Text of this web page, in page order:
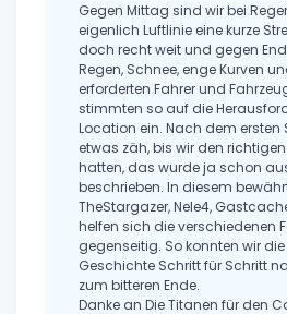
Gegen Mittag sind wir bei
eigenlich Luftlinie eine kurze
doch recht weit und gegen
Regen, Schnee, enge Kurven
erforderten Fahrer und
stimmten so auf die
Location ein. Nach dem ersten
etwas zäh, bis wir den
hatten, das wurde ja schon
beschrieben. In diesem
TheStargazer, Nele4,
helfen sich die verschiedenen
gegenseitig. So konnten wir
Geschichte Schritt für Schritt
zum bitteren Ende.
Danke an Die Titanen für den